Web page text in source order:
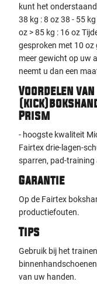
kunt het
38 kg : 8 oz 38 - 55
oz > 85 kg : 16 oz
gesproken met 10
meer gewicht op uw
neemt u dan een
Voordelen
Prism
- hoogste kwaliteit
Fairtex drie-lagen-
sparren, pad-training
Garantie
Op de Fairtex
productiefouten.
Tips
Gebruik bij het
van uw handen.